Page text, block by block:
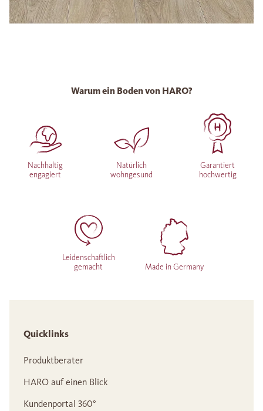
Warum ein Boden von HARO?
Nachhaltig
engagiert
Natürlich
wohngesund
Garantiert
hochwertig
Leidenschaftlich
gemacht
Made in Germany
Quicklinks
Produktberater
HARO auf einen Blick
Kundenportal 360°